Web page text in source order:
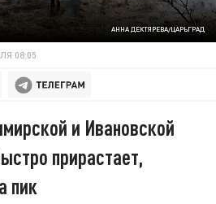
АННА ДЕКТЯРЕВА/ЦАРЬГРАД
08:05
и Ивановской
прирастает,
пик